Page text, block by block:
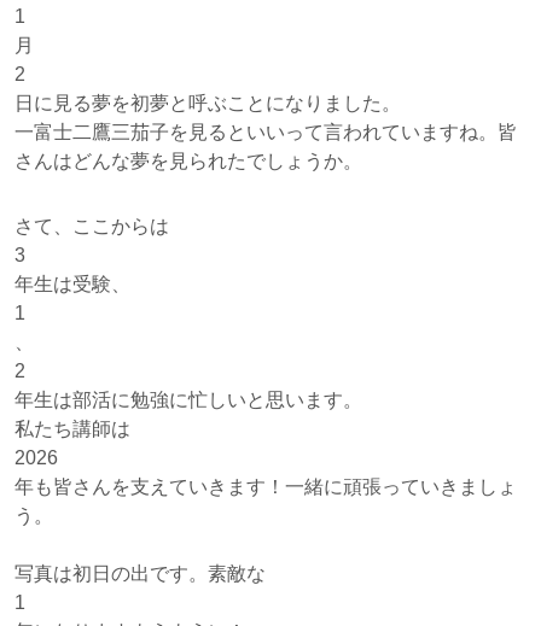
1
月
2
日に見る夢を初夢と呼ぶことになりました。
一富士二鷹三茄子を見るといいって言われていますね。皆
さんはどんな夢を見られたでしょうか。
さて、ここからは
3
年生は受験、
1
2
年生は部活に勉強に忙しいと思います。
私たち講師は
2026
年も皆さんを支えていきます！一緒に頑張っていきましょ
う。
写真は初日の出です。素敵な
1